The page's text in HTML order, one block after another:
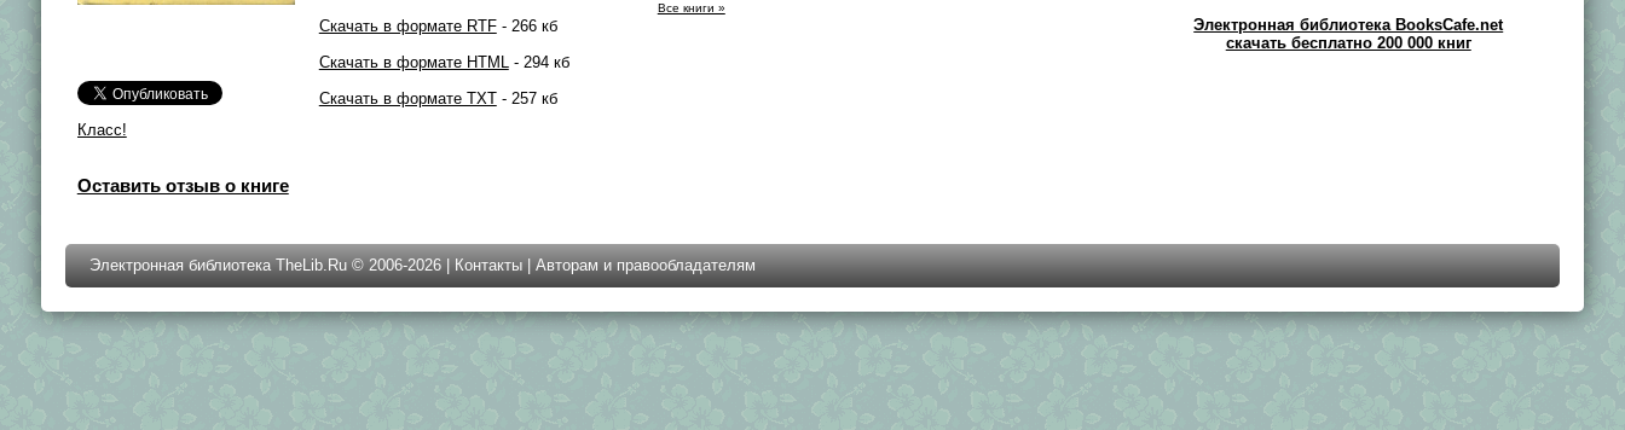
Класс!
Скачать в формате RTF- 266 кб
Скачать в формате HTML- 294 кб
Скачать в формате TXT- 257 кб
Все книги »
Оставить отзыв о книге
Электронная библиотека BooksCafe.net
скачать бесплатно 200 000 книг
Электронная библиотека TheLib.Ru © 2006-2026 | Контакты| Авторам и правообладателям